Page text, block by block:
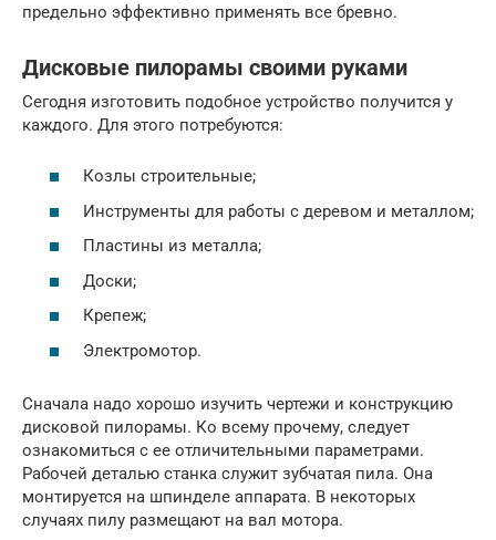
предельно эффективно применять все бревно.
Дисковые пилорамы своими руками
Сегодня изготовить подобное устройство получится у
каждого. Для этого потребуются:
Козлы строительные;
Инструменты для работы с деревом и металлом;
Пластины из металла;
Доски;
Крепеж;
Электромотор.
Сначала надо хорошо изучить чертежи и конструкцию
дисковой пилорамы. Ко всему прочему, следует
ознакомиться с ее отличительными параметрами.
Рабочей деталью станка служит зубчатая пила. Она
монтируется на шпинделе аппарата. В некоторых
случаях пилу размещают на вал мотора.